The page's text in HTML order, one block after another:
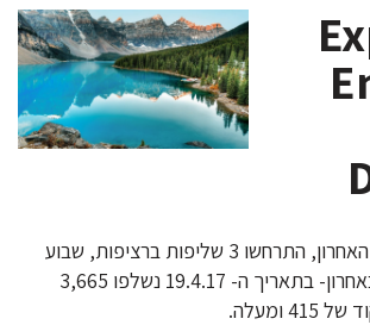
בחודש אפריל האחרון, התרחשו 3 שליפות ברציפות, שבוע
אחר שבוע, שבאחרון- בתאריך ה- 19.4.17 נשלפו 3,665
ומעלה.